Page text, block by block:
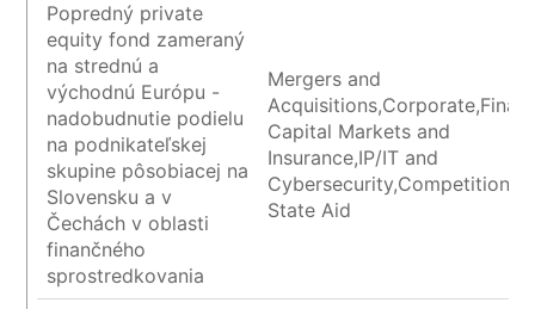
Popredný private
equity fond zameraný
na strednú a
východnú Európu -
nadobudnutie podielu
na podnikateľskej
skupine pôsobiacej na
Slovensku a v
Čechách v oblasti
finančného
sprostredkovania
Mergers and
Capital Markets and
Insurance,IP/IT and
Cybersecurity,Competition
State Aid